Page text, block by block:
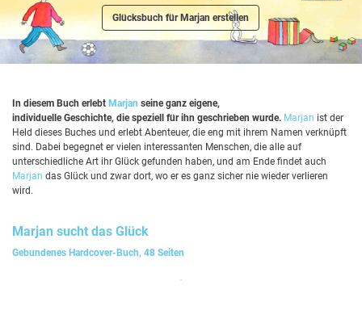
Glücksbuch für Marjan erstellen
In diesem Buch erlebt Marjan seine ganz eigene,
individuelle Geschichte, die speziell für ihn geschrieben wurde. Marjan ist der
Held dieses Buches und erlebt Abenteuer, die eng mit ihrem Namen verknüpft
sind. Dabei begegnet er vielen interessanten Menschen, die alle auf
unterschiedliche Art ihr Glück gefunden haben, und am Ende findet auch
Marjan das Glück und zwar dort, wo er es ganz sicher nie wieder verlieren
wird.
Marjan sucht das Glück
Gebundenes Hardcover-Buch, 48 Seiten